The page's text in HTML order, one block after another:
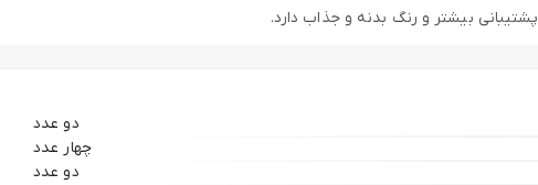
دو عدد
چهار عدد
دو عدد